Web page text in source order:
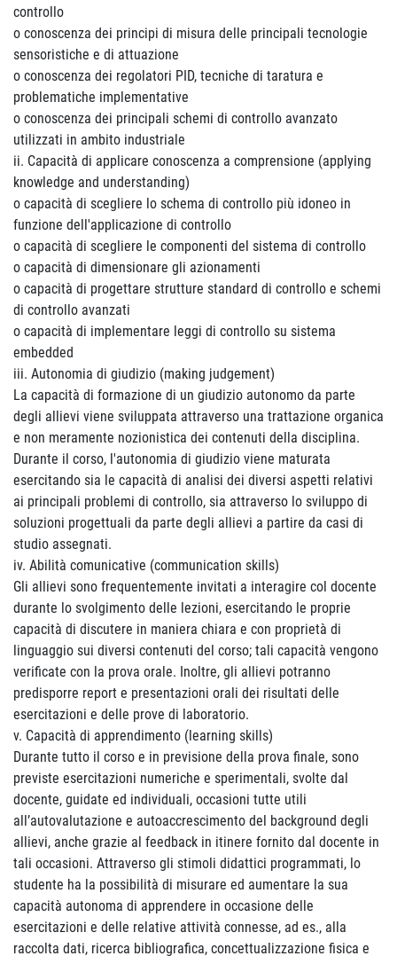
controllo
o conoscenza dei principi di misura delle principali tecnologie
sensoristiche e di attuazione
o conoscenza dei regolatori PID, tecniche di taratura e
problematiche implementative
o conoscenza dei principali schemi di controllo avanzato
utilizzati in ambito industriale
ii. Capacità di applicare conoscenza a comprensione (applying
knowledge and understanding)
o capacità di scegliere lo schema di controllo più idoneo in
funzione dell'applicazione di controllo
o capacità di scegliere le componenti del sistema di controllo
o capacità di dimensionare gli azionamenti
o capacità di progettare strutture standard di controllo e schemi
di controllo avanzati
o capacità di implementare leggi di controllo su sistema
embedded
iii. Autonomia di giudizio (making judgement)
La capacità di formazione di un giudizio autonomo da parte
degli allievi viene sviluppata attraverso una trattazione organica
e non meramente nozionistica dei contenuti della disciplina.
Durante il corso, l'autonomia di giudizio viene maturata
esercitando sia le capacità di analisi dei diversi aspetti relativi
ai principali problemi di controllo, sia attraverso lo sviluppo di
soluzioni progettuali da parte degli allievi a partire da casi di
studio assegnati.
iv. Abilità comunicative (communication skills)
Gli allievi sono frequentemente invitati a interagire col docente
durante lo svolgimento delle lezioni, esercitando le proprie
capacità di discutere in maniera chiara e con proprietà di
linguaggio sui diversi contenuti del corso; tali capacità vengono
verificate con la prova orale. Inoltre, gli allievi potranno
predisporre report e presentazioni orali dei risultati delle
esercitazioni e delle prove di laboratorio.
v. Capacità di apprendimento (learning skills)
Durante tutto il corso e in previsione della prova finale, sono
previste esercitazioni numeriche e sperimentali, svolte dal
docente, guidate ed individuali, occasioni tutte utili
all’autovalutazione e autoaccrescimento del background degli
allievi, anche grazie al feedback in itinere fornito dal docente in
tali occasioni. Attraverso gli stimoli didattici programmati, lo
studente ha la possibilità di misurare ed aumentare la sua
capacità autonoma di apprendere in occasione delle
esercitazioni e delle relative attività connesse, ad es., alla
raccolta dati, ricerca bibliografica, concettualizzazione fisica e